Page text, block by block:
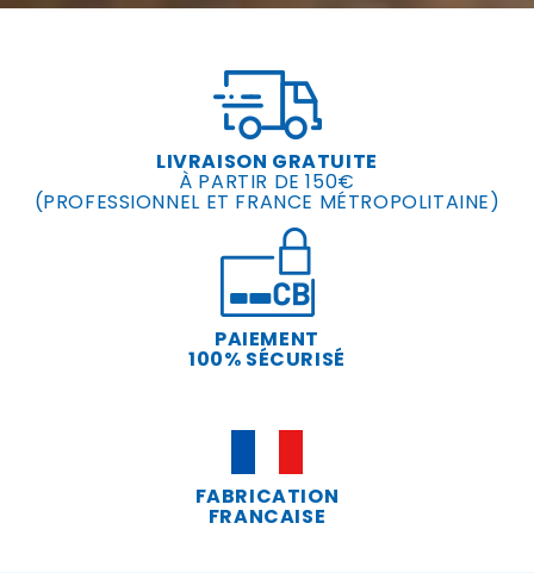
LIVRAISON GRATUITE
À PARTIR DE 150€
(PROFESSIONNEL ET FRANCE MÉTROPOLITAINE)
PAIEMENT
100% SÉCURISÉ
FABRICATION
FRANCAISE